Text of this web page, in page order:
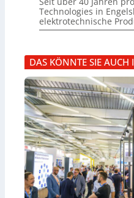
Technologies in
elektrotechnische
DAS KÖNNTE SIE AUCH